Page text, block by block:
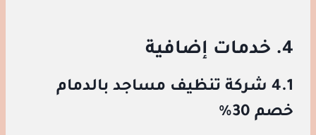
4. خدمات إضافية
4.1 شركة تنظيف مساجد بالدمام
خصم 30%